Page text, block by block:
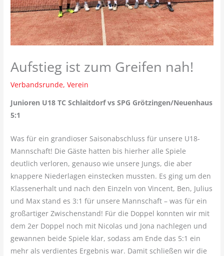
Aufstieg ist zum Greifen nah!
Verbandsrunde,Verein
Junioren U18 TC Schlaitdorf vs SPG Grötzingen/Neuenhaus
5:1
Was für ein grandioser Saisonabschluss für unsere U18-
Mannschaft! Die Gäste hatten bis hierher alle Spiele
deutlich verloren, genauso wie unsere Jungs, die aber
knappere Niederlagen einstecken mussten. Es ging um den
Klassenerhalt und nach den Einzeln von Vincent, Ben, Julius
und Max stand es 3:1 für unsere Mannschaft – was für ein
großartiger Zwischenstand! Für die Doppel konnten wir mit
dem 2er Doppel noch mit Nicolas und Jona nachlegen und
gewannen beide Spiele klar, sodass am Ende das 5:1 ein
mehr als verdientes Ergebnis war. Damit schließen wir die